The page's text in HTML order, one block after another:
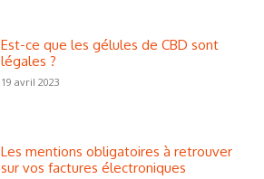
Est-ce que les gélules de CBD sont
légales ?
19 avril 2023
Les mentions obligatoires à retrouver
sur vos factures électroniques